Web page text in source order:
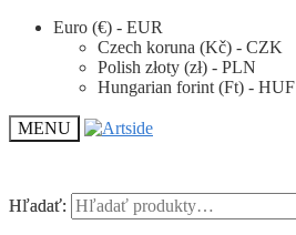
Euro (€) - EUR
Czech koruna (Kč) - CZK
Polish złoty (zł) - PLN
Hungarian forint (Ft) - HUF
MENU
Hľadať:
Hľadať: